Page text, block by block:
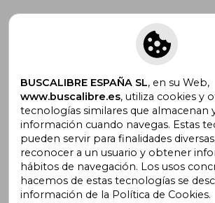
Suscríbete para recibir ofertas
promociones
¿Necesitas ayuda?
BUSCALIBRE ESPAÑA SL, en su Web,
www.buscalibre.es, utiliza cookies y
tecnologías similares que almacenan
información cuando navegas. Estas
pueden servir para finalidades
reconocer a un usuario y obtener
hábitos de navegación. Los usos
hacemos de estas tecnologías se
información de la Política de Cookies.